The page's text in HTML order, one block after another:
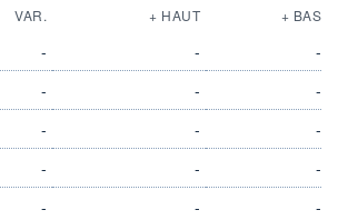
VAR. + HAUT + BAS
- -
-
- -
-
- -
-
- -
-
- -
-